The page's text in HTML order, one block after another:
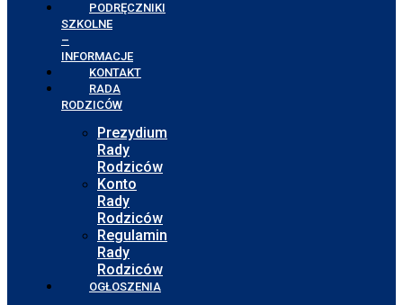
PODRĘCZNIKI
SZKOLNE
–
INFORMACJE
KONTAKT
RADA
RODZICÓW
Prezydium
Rady
Rodziców
Konto
Rady
Rodziców
Regulamin
Rady
Rodziców
OGŁOSZENIA